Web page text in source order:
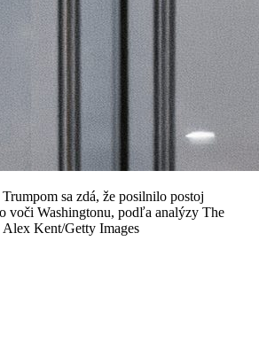
sa zdá, že posilnilo postoj
voči Washingtonu, podľa analýzy The
Kent/Getty Images